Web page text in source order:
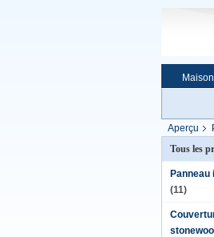
Maison
Aperçu
Tous les
Panneau
(11)
stonewool